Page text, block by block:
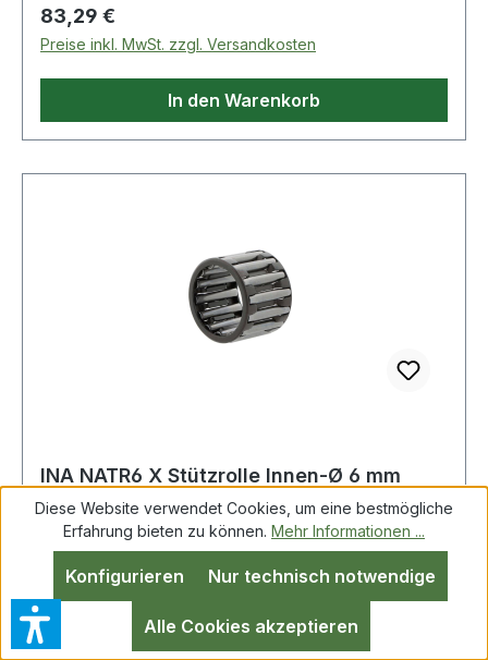
Regulärer Preis:
83,29 €
Preise inkl. MwSt. zzgl. Versandkosten
In den Warenkorb
INA NATR6 X Stützrolle Innen-Ø 6 mm
Außen-Ø 19 mm Breite12 mm
Stützrolle NATR6 X ID 6mm AD 19mm
Breite12mm INA Weitere technische
Eigenschaften: · Innenring: mit Innenring Weitere
Diese Website verwendet Cookies, um eine bestmögliche
Erfahrung bieten zu können. Mehr Informationen ...
Nur technisch notwendige
Konfigurieren
Alle Cookies akzeptieren